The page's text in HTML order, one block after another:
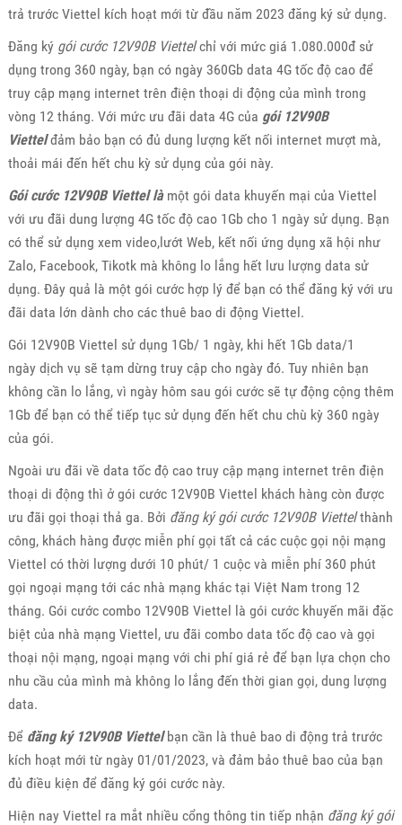
trả trước Viettel kích hoạt mới từ đầu năm 2023 đăng ký sử dụng.
Đăng ký gói cước 12V90B Viettelchỉ với mức giá 1.080.000đ sử
dụng trong 360 ngày, bạn có ngày 360Gb data 4G tốc độ cao để
truy cập mạng internet trên điện thoại di động của mình trong
vòng 12 tháng. Với mức ưu đãi data 4G của gói 12V90B
Viettelđảm bảo bạn có đủ dung lượng kết nối internet mượt mà,
thoải mái đến hết chu kỳ sử dụng của gói này.
Gói cước 12V90B Viettel làmột gói data khuyến mại của Viettel
với ưu đãi dung lượng 4G tốc độ cao 1Gb cho 1 ngày sử dụng. Bạn
có thể sử dụng xem video,lướt Web, kết nối ứng dụng xã hội như
Zalo, Facebook, Tikotk mà không lo lắng hết lưu lượng data sử
dụng. Đây quả là một gói cước hợp lý để bạn có thể đăng ký với ưu
đãi data lớn dành cho các thuê bao di động Viettel.
Gói 12V90B Viettel sử dụng 1Gb/ 1 ngày, khi hết 1Gb data/1
ngày dịch vụ sẽ tạm dừng truy cập cho ngày đó. Tuy nhiên bạn
không cần lo lắng, vì ngày hôm sau gói cước sẽ tự động cộng thêm
1Gb để bạn có thể tiếp tục sử dụng đến hết chu chù kỳ 360 ngày
của gói.
Ngoài ưu đãi về data tốc độ cao truy cập mạng internet trên điện
thoại di động thì ở gói cước 12V90B Viettel khách hàng còn được
ưu đãi gọi thoại thả ga. Bởi đăng ký gói cước 12V90B Viettelthành
công, khách hàng được miễn phí gọi tất cả các cuộc gọi nội mạng
Viettel có thời lượng dưới 10 phút/ 1 cuộc và miễn phí 360 phút
gọi ngoại mạng tới các nhà mạng khác tại Việt Nam trong 12
tháng. Gói cước combo 12V90B Viettel là gói cước khuyến mãi đặc
biệt của nhà mạng Viettel, ưu đãi combo data tốc độ cao và gọi
thoại nội mạng, ngoại mạng với chi phí giá rẻ để bạn lựa chọn cho
nhu cầu của mình mà không lo lắng đến thời gian gọi, dung lượng
data.
Để đăng ký 12V90B Viettelbạn cần là thuê bao di động trả trước
kích hoạt mới từ ngày 01/01/2023, và đảm bảo thuê bao của bạn
đủ điều kiện để đăng ký gói cước này.
Hiện nay Viettel ra mắt nhiều cổng thông tin tiếp nhận đăng ký gói